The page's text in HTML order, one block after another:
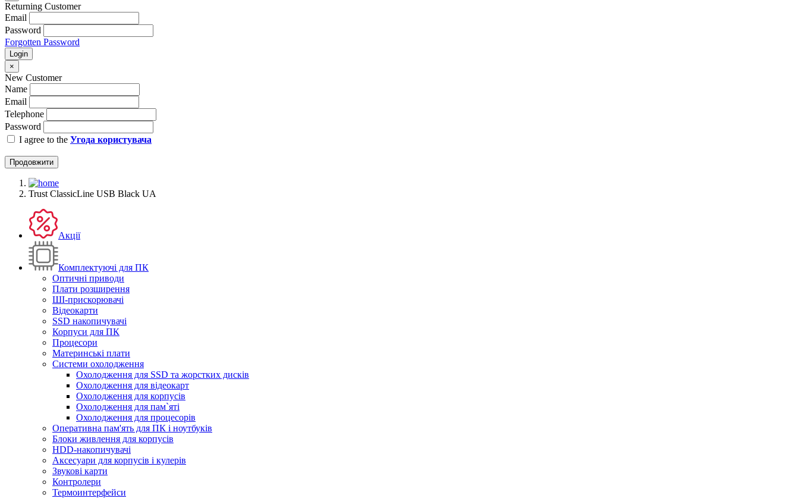
Returning Customer
Email
Password
Forgotten Password
Login
×
New Customer
Name
Email
Telephone
Password
I agree to the Угода користувача
Продовжити
Trust ClassicLine USB Black UA
Акції
Комплектуючі для ПК
Оптичні приводи
Плати розширення
ШІ-прискорювачі
Відеокарти
SSD накопичувачі
Корпуси для ПК
Процесори
Материнські плати
Системи охолодження
Охолодження для SSD та жорстких дисків
Охолодження для відеокарт
Охолодження для корпусів
Охолодження для пам`яті
Охолодження для процесорів
Оперативна пам'ять для ПК і ноутбуків
Блоки живлення для корпусів
HDD-накопичувачі
Аксесуари для корпусів і кулерів
Звукові карти
Контролери
Термоинтерфейси